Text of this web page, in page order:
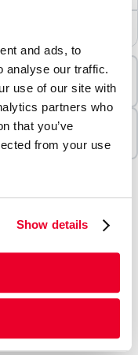
and ads, to
analyse our traffic.
use of our site with
partners who
that you’ve
from your use
Show details
sind für allerlei
Sie hier nur
und
die weissen
oder einer
vollflächig zu